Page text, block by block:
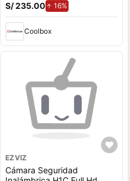
S/ 235.00 16%de aumento.
Coolbox
EZVIZ
Cámara Seguridad